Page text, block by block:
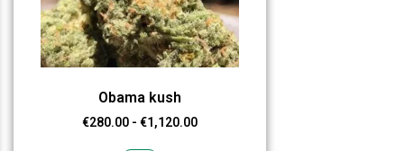
Obama kush
€280.00 - €1,120.00